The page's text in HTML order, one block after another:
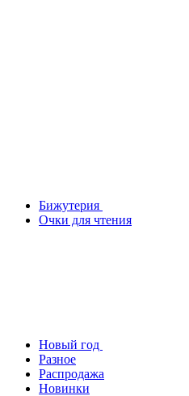
Бижутерия
Очки для чтения
Новый год
Разное
Распродажа
Новинки